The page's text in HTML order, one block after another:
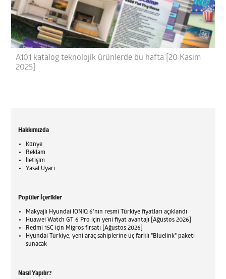
A101 katalog teknolojik ürünlerde bu hafta [20 Kasım
2025]
Hakkımızda
Künye
Reklam
İletişim
Yasal Uyarı
Popüler İçerikler
Makyajlı Hyundai IONIQ 6'nın resmi Türkiye fiyatları açıklandı
Huawei Watch GT 6 Pro için yeni fiyat avantajı [Ağustos 2026]
Redmi 15C için Migros fırsatı [Ağustos 2026]
Hyundai Türkiye, yeni araç sahiplerine üç farklı "Bluelink" paketi
sunacak
Nasıl Yapılır?